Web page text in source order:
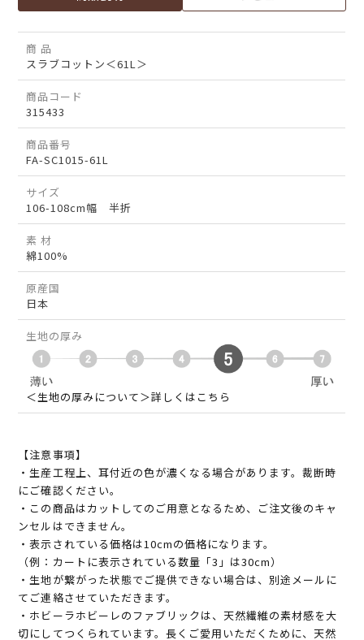
商 品
スラブコットン＜61L＞
商品コード
315433
商品番号
FA-SC1015-61L
サイズ
106-108cm幅 半折
素 材
綿100%
原産国
日本
生地の厚み
＜生地の厚みについて＞詳しくはこちら
【注意事項】
・生産工程上、耳付近の色が濃くなる場合があります。裁断時
にご確認ください。
・この商品はカットしてのご用意となるため、ご注文後のキャ
ンセルはできません。
・表示されている価格は10cmの価格になります。
（例：カートに表示されている数量「3」は30cm）
・生地が繋がった状態でご提供できない場合は、別途メールに
てご連絡させていただきます。
・ホビーラホビーレのファブリックは、天然繊維の素材感を大
切にしてつくられています。長くご愛用いただくために、天然